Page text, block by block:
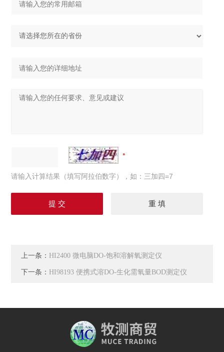
请输入计算结果（填写阿拉伯数字），如：三加四=7
上一条： HI2400 微电脑DO-饱和溶解氧测定仪
下一条： HI98193 便携式溶DO-生化需氧量BOD测定仪